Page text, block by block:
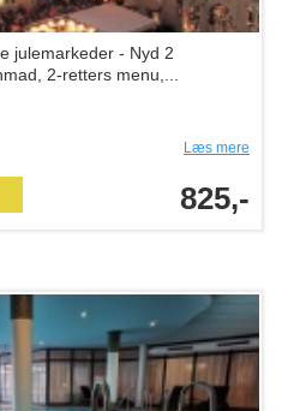
julemarkeder - Nyd 2
2-retters menu,...
Læs mere
825,-